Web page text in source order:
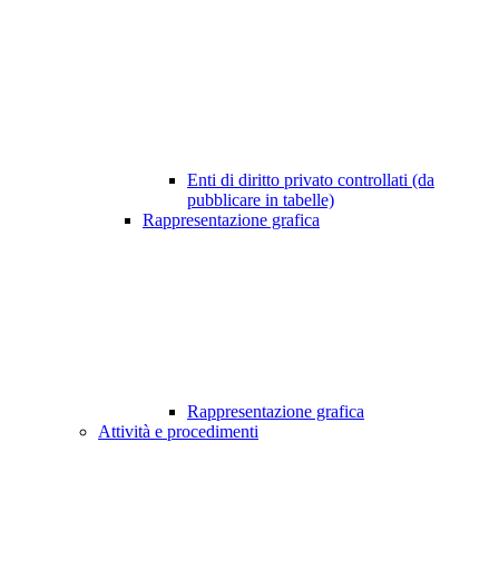
Enti di diritto privato controllati (da
pubblicare in tabelle)
Rappresentazione grafica
Rappresentazione grafica
Attività e procedimenti